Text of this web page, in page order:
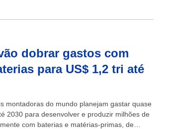
dobrar gastos com
para US$ 1,2 tri até
montadoras do mundo planejam gastar quase
2030 para desenvolver e produzir milhões de
com baterias e matérias-primas, de